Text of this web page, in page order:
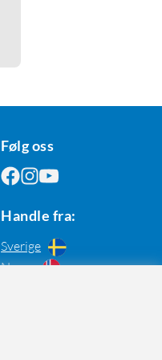
Følg oss
Handle fra:
Sverige
Norge